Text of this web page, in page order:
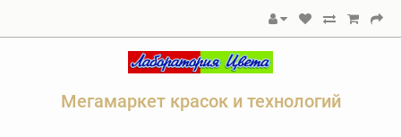
Мегамаркет красок и технологий